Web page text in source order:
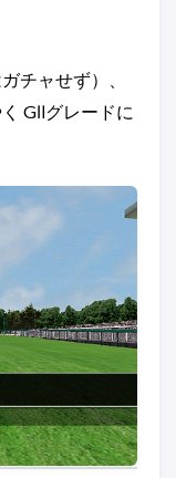
チャせず）、
GⅡグレードに